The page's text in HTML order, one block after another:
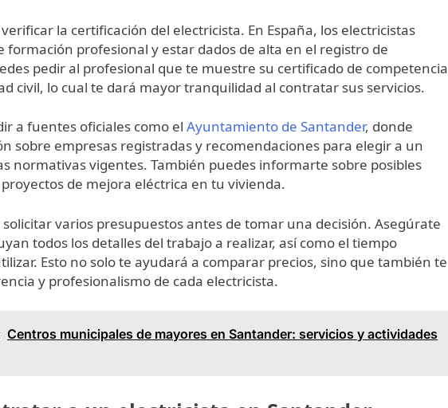
la certificación del electricista. En España, los electricistas
profesional y estar dados de alta en el registro de
pedir al profesional que te muestre su certificado de competencia
civil, lo cual te dará mayor tranquilidad al contratar sus servicios.
a fuentes oficiales como el Ayuntamiento de Santander, donde
sobre empresas registradas y recomendaciones para elegir a un
normativas vigentes. También puedes informarte sobre posibles
de mejora eléctrica en tu vivienda.
varios presupuestos antes de tomar una decisión. Asegúrate
todos los detalles del trabajo a realizar, así como el tiempo
Esto no solo te ayudará a comparar precios, sino que también te
y profesionalismo de cada electricista.
Centros municipales de mayores en Santander: servicios y actividades